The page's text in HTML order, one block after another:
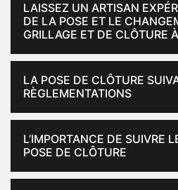
LAISSEZ UN ARTISAN
DE LA POSE ET LE
GRILLAGE ET DE CLÔTURE
LA POSE DE CLÔTURE
RÈGLEMENTATIONS
L’IMPORTANCE DE SUIVRE
POSE DE CLÔTURE